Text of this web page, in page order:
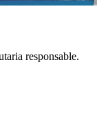
responsable.